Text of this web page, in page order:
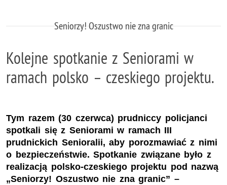
Seniorzy! Oszustwo nie zna granic
Kolejne spotkanie z Seniorami w
ramach polsko – czeskiego projektu.
Tym razem (30 czerwca) prudniccy policjanci
spotkali się z Seniorami w ramach III
prudnickich Senioralii, aby porozmawiać z nimi
o bezpieczeństwie. Spotkanie związane było z
realizacją polsko-czeskiego projektu pod nazwą
„Seniorzy! Oszustwo nie zna granic” –